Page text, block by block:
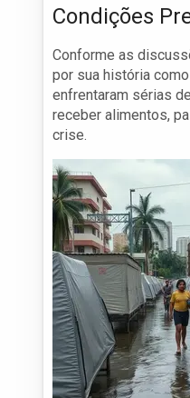
Condições
Conforme as
por sua história
enfrentaram sérias
receber alimentos,
crise.